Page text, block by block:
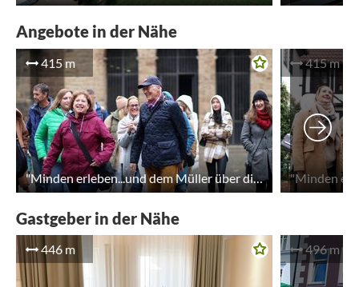
Angebote in der Nähe
415 m
"Minden erleben...und dem Müller über die Schulter blicken" - Gruppenangebot
415 m
Gastgeber in der Nähe
446 m 496 m